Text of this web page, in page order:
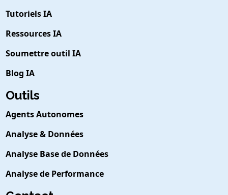
Tutoriels IA
Ressources IA
Soumettre outil IA
Blog IA
Outils
Agents Autonomes
Analyse & Données
Analyse Base de Données
Analyse de Performance